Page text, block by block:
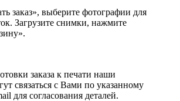
заказ», выберите фотографии для
Загрузите снимки, нажмите
заказа к печати наши
связаться с Вами по указанному
для согласования деталей.